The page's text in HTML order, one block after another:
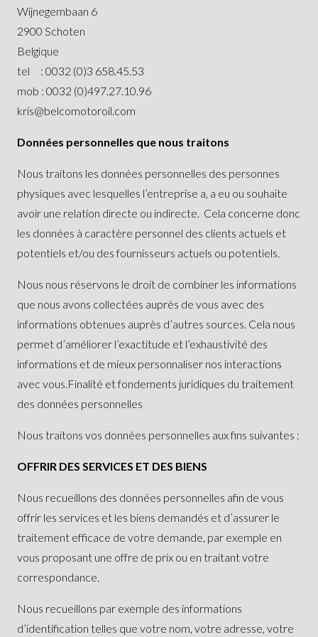
Wijnegembaan 6
2900 Schoten
Belgique
tel : 0032 (0)3 658.45.53
mob : 0032 (0)497.27.10.96
kris@belcomotoroil.com
Données personnelles que nous traitons
Nous traitons les données personnelles des personnes
physiques avec lesquelles l’entreprise a, a eu ou souhaite
avoir une relation directe ou indirecte. Cela concerne donc
les données à caractère personnel des clients actuels et
potentiels et/ou des fournisseurs actuels ou potentiels.
Nous nous réservons le droit de combiner les informations
que nous avons collectées auprès de vous avec des
informations obtenues auprès d’autres sources. Cela nous
permet d’améliorer l’exactitude et l’exhaustivité des
informations et de mieux personnaliser nos interactions
avec vous.Finalité et fondements juridiques du traitement
des données personnelles
Nous traitons vos données personnelles aux fins suivantes :
OFFRIR DES SERVICES ET DES BIENS
Nous recueillons des données personnelles afin de vous
offrir les services et les biens demandés et d’assurer le
traitement efficace de votre demande, par exemple en
vous proposant une offre de prix ou en traitant votre
correspondance.
Nous recueillons par exemple des informations
d’identification telles que votre nom, votre adresse, votre